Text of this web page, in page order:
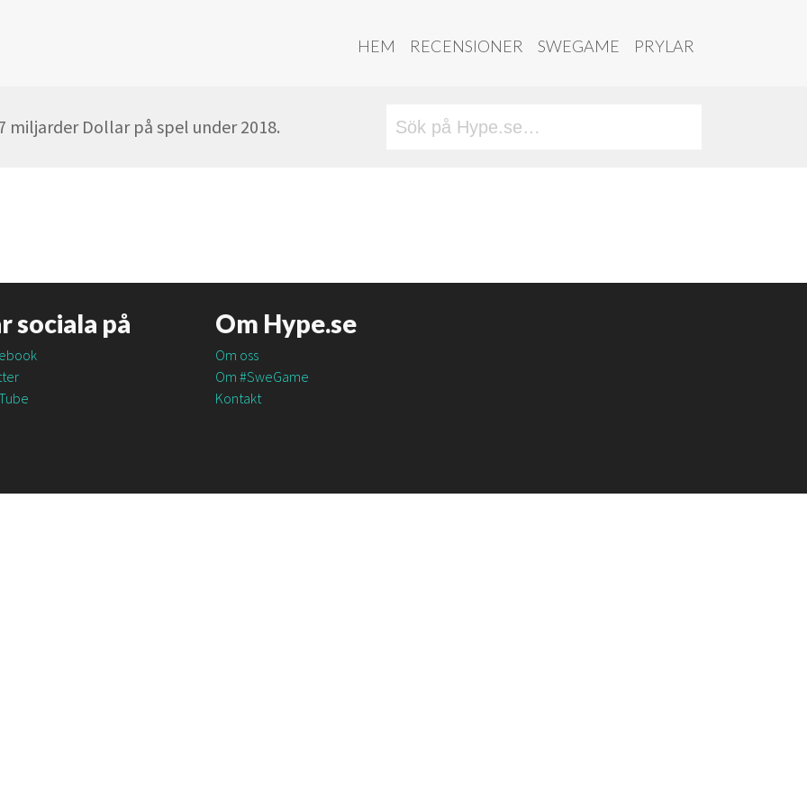
HEM RECENSIONER SWEGAME PRYLAR
miljarder Dollar på spel under 2018.
sociala på Om Hype.se
Om oss
Om #SweGame
Kontakt